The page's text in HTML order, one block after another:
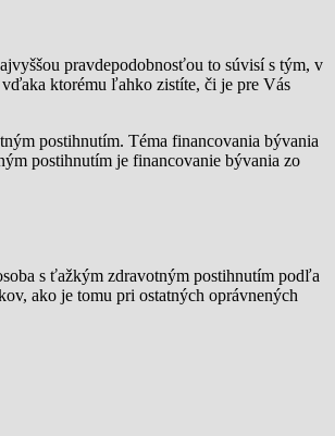
pravdepodobnosťou to súvisí s tým, v
ktorému ľahko zistíte, či je pre Vás
postihnutím. Téma financovania bývania
postihnutím je financovanie bývania zo
s ťažkým zdravotným postihnutím podľa
ako je tomu pri ostatných oprávnených